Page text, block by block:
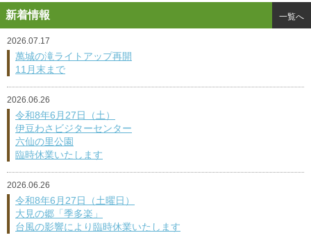
新着情報 一覧へ
2026.07.17
萬城の滝ライトアップ再開
11月末まで
2026.06.26
令和8年6月27日（土）
伊豆わさビジターセンター
六仙の里公園
臨時休業いたします
2026.06.26
令和8年6月27日（土曜日）
大見の郷「季多楽」
台風の影響により臨時休業いたします